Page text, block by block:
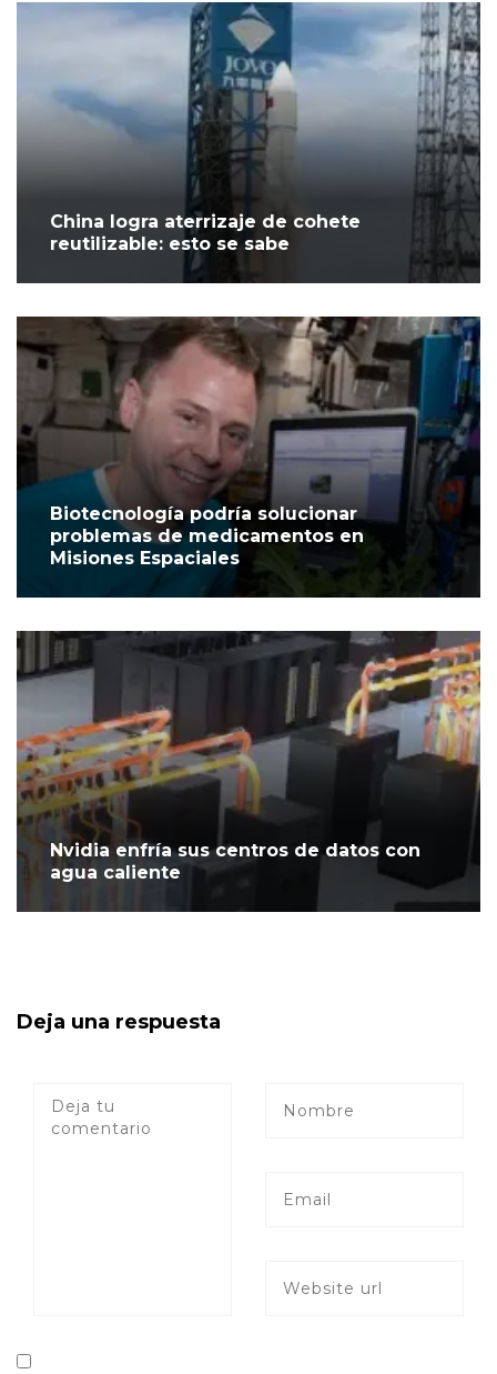
China logra aterrizaje de cohete
reutilizable: esto se sabe
Biotecnología podría solucionar
problemas de medicamentos en
Misiones Espaciales
Nvidia enfría sus centros de datos con
agua caliente
Deja una respuesta